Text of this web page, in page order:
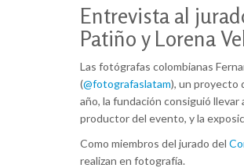
Entrevista al
Patiño y Lorena
Las fotógrafas colombianas
(@fotografaslatam), un proyecto
año, la fundación consiguió llevar
productor del evento, y la
Como miembros del jurado del
realizan en fotografía.